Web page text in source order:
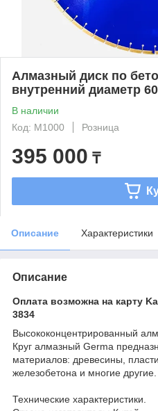
Алмазный диск по
внутренний диаметр
В наличии
Код: M1000
Розница
395 000 ₸
Описание Характеристики
Описание
Оплата возможна на карту
3834
Высококонцентрированный
Круг алмазный Germa
материалов: древесины,
железобетона и многие другие.
Технические характеристики.